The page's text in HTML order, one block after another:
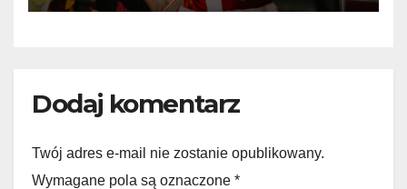
Dodaj komentarz
Twój adres e-mail nie zostanie opublikowany.
Wymagane pola są oznaczone *